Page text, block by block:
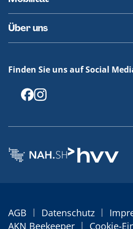
Fundsachen
Häufige Fragen
Barrierefreies Reisen
Erklärung Barrierefreiheit
Über uns
Offenlegungen
Finden Sie uns auf Social
AGB | Datenschutz |
AKN Beekeeper | Cookie-